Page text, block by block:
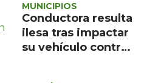
de la Feira
MUNICIPIOS
Conductora resulta
ilesa tras impactar
su vehículo contra